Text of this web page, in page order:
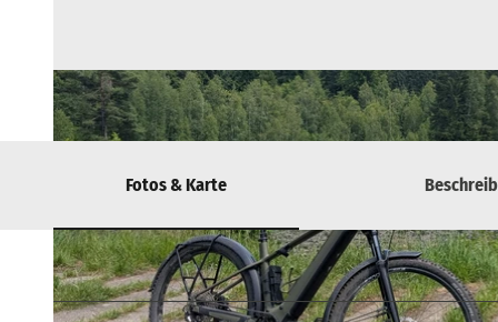
Fotos & Karte